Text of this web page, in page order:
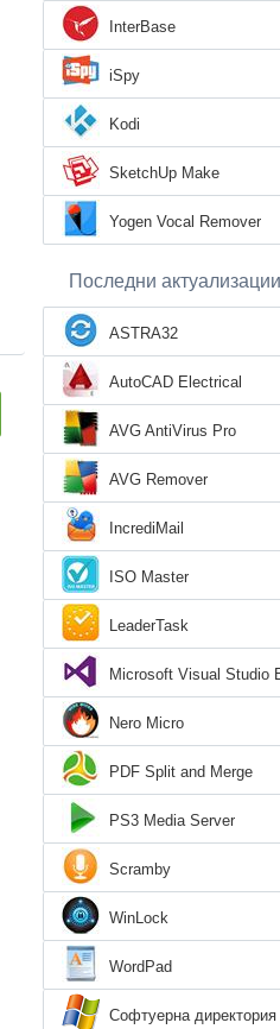
InterBase
iSpy
Kodi
SketchUp Make
Yogen Vocal Remover
Последни актуализации
ASTRA32
AutoCAD Electrical
AVG AntiVirus Pro
AVG Remover
IncrediMail
ISO Master
LeaderTask
Microsoft Visual Studio
Nero Micro
PDF Split and Merge
PS3 Media Server
Scramby
WinLock
WordPad
Софтуерна директория